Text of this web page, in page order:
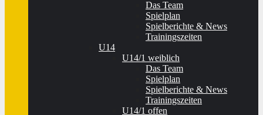
Das Team
Spielplan
Spielberichte & News
Trainingszeiten
U14
U14/1 weiblich
Das Team
Spielplan
Spielberichte & News
Trainingszeiten
U14/1 offen